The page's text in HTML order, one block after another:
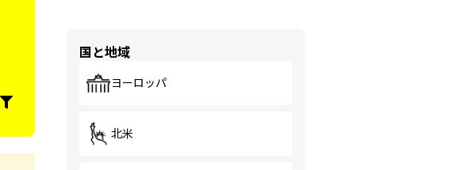
国と地域
ヨーロッパ
北米